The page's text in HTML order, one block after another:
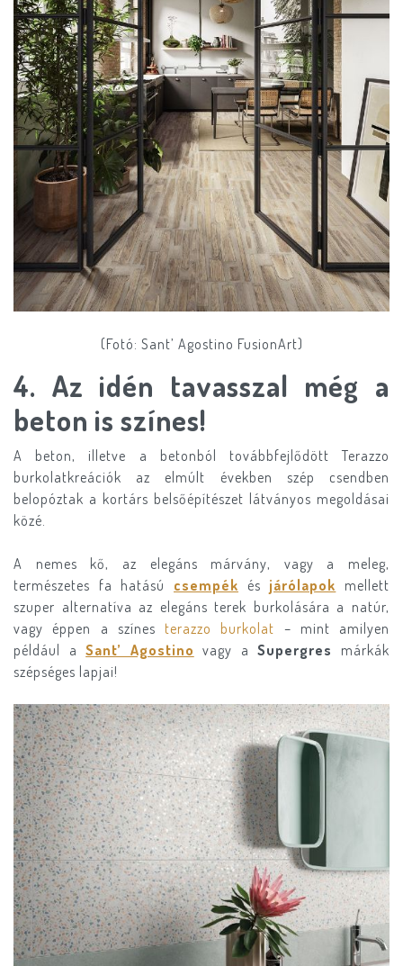
(Fotó: Sant’ Agostino FusionArt)
4. Az idén tavasszal még a
beton is színes!
A beton, illetve a betonból továbbfejlődött Terazzo
burkolatkreációk az elmúlt években szép csendben
belopóztak a kortárs belsőépítészet látványos megoldásai
közé.
A nemes kő, az elegáns márvány, vagy a meleg,
természetes fa hatású csempék és járólapok mellett
szuper alternatíva az elegáns terek burkolására a natúr,
vagy éppen a színes terazzo burkolat – mint amilyen
például aSant’ Agostino vagy aSupergres
márkák
szépséges lapjai!